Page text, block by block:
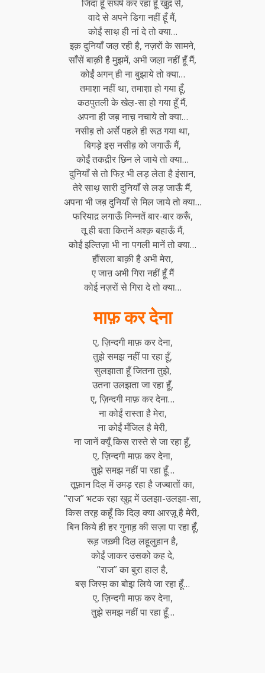
जिंदा हूँ सघंर्ष कर रहा हूँ खुद़ से,
वादे से अपने डिगा नहीं हूँ मैं,
कोईं साथ़ ही नां दे तो क्या…
इक़ दुनियाँ जल़ रही है, नज़रों के सामने,
साँसें बाक़ी है मुझमें, अभी जल़ा नहीं हूँ मैं,
कोईं अगन् ही ना बुझाये तो क्या…
तमाश़ा नहीं था, तमाश़ा हो गया हूँ,
कठपुतली के खेल़-सा हो गया हूँ मैं,
अपना ही जब़ नाच़ नचाये तो क्या…
नसीब़ तो अर्से पहले ही रूठ़ गया था,
बिगड़े इस़ नसीब़ को जगाऊँ मैं,
कोईं तकद़ीर छिन ले जाये तो क्या…
दुनियाँ से तो फिऱ भी लड़ लेता है इंसान,
तेरे साथ़ सारी दुनियाँ से लड़ जाऊँ मैं,
अपना भी जब़ दुनियाँ से मिल जाये तो क्या…
फरियाद़ लगाऊँ मिन्नतें बार-बार करूँ,
तू ही बता कितनें अश्क़ बहाऊँ मैं,
कोईं इल्तिज़ा भी ना पगली मानें तो क्या…
हौंसला बाक़ी है अभी मेरा,
ए जाऩ अभी गिरा नहीं हूँ मैं
कोई नज़रों से गिरा दे तो क्या…
माफ़ कर देना
ए, ज़िन्दगी माफ़ कर देना,
तुझे समझ़ नहीं पा रहा हूँ,
सुलझाता हूँ जितना तुझे,
उतना उलझता जा रहा हूँ,
ए, ज़िन्दगी माफ़ कर देना…
ना कोईं रास्ता है मेरा,
ना कोईं मँजिल है मेरी,
ना जानें क्यूँ किस रास्ते से जा रहा हूँ,
ए, ज़िन्दगी माफ़ कर देना,
तुझे समझ नहीं पा रहा हूँ…
तूफ़ान दिल़ में उमड़ रहा है जज्बातों का,
“राज” भटक रहा खुद़ में उलझा-उलझा-सा,
किस तरह़ कहूँ कि दिल़ क्या आरज़ू है मेरी,
बिन किये ही हर गुनाह़ की सज़ा पा रहा हूँ,
रूह़ जख़्मी दिल़ लहूलुहान है,
कोईं जाकर उसको कह दे,
“राज” का बुऱा हाल़ है,
बस़ जिस्म़ का बोझ़ लिये जा रहा हूँ…
ए, ज़िन्दगी माफ़ कर देना,
तुझे समझ नहीं पा रहा हूँ…